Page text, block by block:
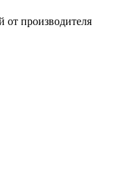
от производителя